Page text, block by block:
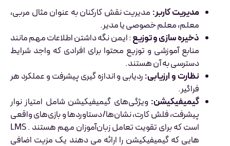
مدیریت کاربر: مدیریت نقش کارکنان به عنوان مثال مربی،
معلم، معلم خصوصی یا مدیر.
ذخیره سازی و توزیع: ایمن نگه داشتن اطلاعات مهم مانند
منابع آموزشی و توزیع محتوا برای افرادی که واجد شرایط
دسترسی به آن هستند.
نظارت و ارزیابی:ردیابی و اندازه گیری پیشرفت و عملکرد هر
فراگیر.
گیمیفیکیشن: ویژگی‌های گیمیفیکیشن شامل امتیاز نوار
پیشرفت، فلش کارت، نشان‌ها/دستاوردها و بازی‌های واقعی
است که برای تقویت تعامل زبان‌آموزان مهم هستند . LMS
هایی که گیمیفیکیشن را ارائه می دهند یک مزیت اضافی